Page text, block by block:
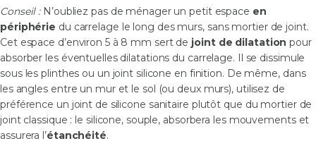
Conseil : N’oubliez pas de ménager un petit espace en
périphérie du carrelage le long des murs, sans mortier de joint.
Cet espace d’environ 5 à 8 mm sert de joint de dilatationpour
absorber les éventuelles dilatations du carrelage. Il se dissimule
sous les plinthes ou un joint silicone en finition. De même, dans
les angles entre un mur et le sol (ou deux murs), utilisez de
préférence un joint de silicone sanitaire plutôt que du mortier de
joint classique : le silicone, souple, absorbera les mouvements et
assurera l’étanchéité.